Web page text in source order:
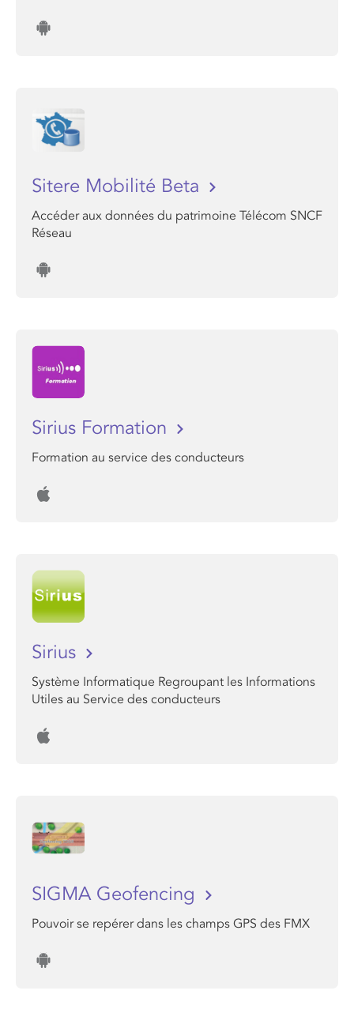
Sitere Mobilité Beta
Accéder aux données du patrimoine Télécom SNCF
Réseau
Sirius Formation
Formation au service des conducteurs
Sirius
Système Informatique Regroupant les Informations
Utiles au Service des conducteurs
SIGMA Geofencing
Pouvoir se repérer dans les champs GPS des FMX